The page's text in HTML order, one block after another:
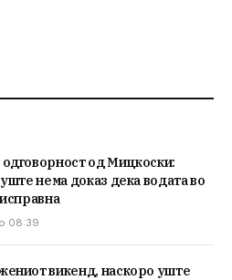
од Мицкоски:
нема доказ дека водата во
08:39
викенд, наскоро уште